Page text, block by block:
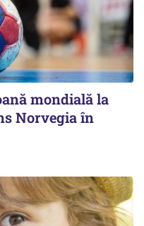
mondială la
Norvegia în